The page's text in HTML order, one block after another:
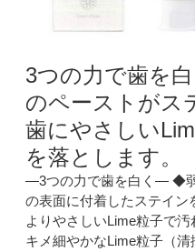
3つの力で歯を
のペーストがス
歯にやさしい
を落とします。
―3つの力で歯を白く― ◆
の表面に付着したステイ
よりやさしいLime粒子で
キメ細やかなLime粒子（